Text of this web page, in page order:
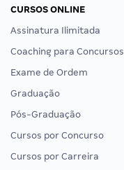
CURSOS ONLINE
Assinatura Ilimitada
Coaching para Concursos
Exame de Ordem
Graduação
Pós-Graduação
Cursos por Concurso
Cursos por Carreira